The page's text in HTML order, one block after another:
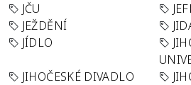
JČU
JEŽDĚNÍ
JÍDLO
JIHOČESKÉ DIVADLO